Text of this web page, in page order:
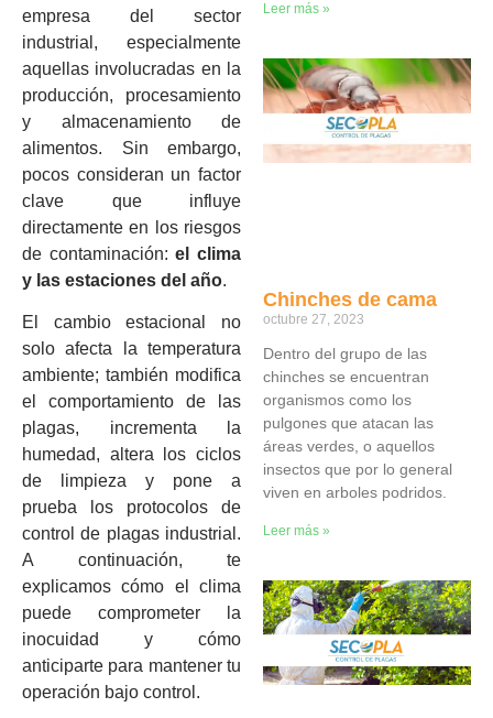
empresa del sector
industrial, especialmente
aquellas involucradas en la
producción, procesamiento
y almacenamiento de
alimentos. Sin embargo,
pocos consideran un factor
clave que influye
directamente en los riesgos
de contaminación:el clima
y las estaciones del año.
El cambio estacional no
solo afecta la temperatura
ambiente; también modifica
el comportamiento de las
plagas, incrementa la
humedad, altera los ciclos
de limpieza y pone a
prueba los protocolos de
control de plagas industrial.
A continuación, te
explicamos cómo el clima
puede comprometer la
inocuidad y cómo
anticiparte para mantener tu
operación bajo control.
Leer más »
Chinches de cama
octubre 27, 2023
Dentro del grupo de las
chinches se encuentran
organismos como los
pulgones que atacan las
áreas verdes, o aquellos
insectos que por lo general
viven en arboles podridos.
Leer más »